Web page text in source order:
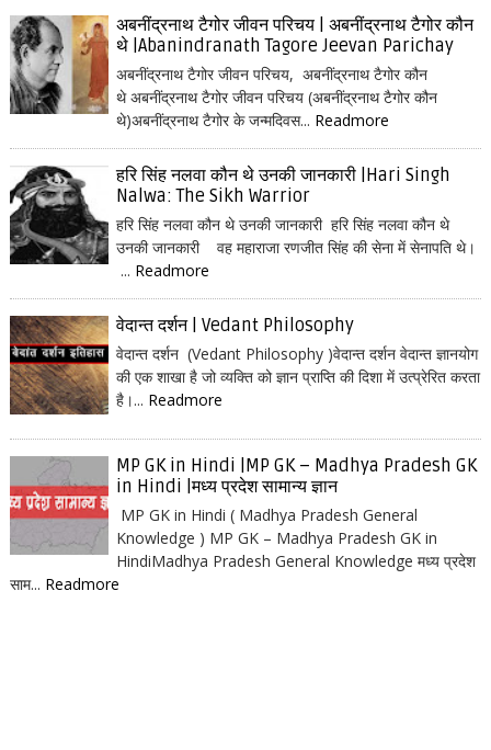
अबनींद्रनाथ टैगोर जीवन परिचय | अबनींद्रनाथ टैगोर कौन
थे |Abanindranath Tagore Jeevan Parichay
अबनींद्रनाथ टैगोर जीवन परिचय, अबनींद्रनाथ टैगोर कौन
थे अबनींद्रनाथ टैगोर जीवन परिचय (अबनींद्रनाथ टैगोर कौन
थे)अबनींद्रनाथ टैगोर के जन्मदिवस... Readmore
हरि सिंह नलवा कौन थे उनकी जानकारी |Hari Singh
Nalwa: The Sikh Warrior
हरि सिंह नलवा कौन थे उनकी जानकारी हरि सिंह नलवा कौन थे
उनकी जानकारी वह महाराजा रणजीत सिंह की सेना में सेनापति थे।
... Readmore
वेदान्त दर्शन | Vedant Philosophy
वेदान्त दर्शन (Vedant Philosophy )वेदान्त दर्शन वेदान्त ज्ञानयोग
की एक शाखा है जो व्यक्ति को ज्ञान प्राप्ति की दिशा में उत्प्रेरित करता
है।... Readmore
MP GK in Hindi |MP GK – Madhya Pradesh GK
in Hindi |मध्य प्रदेश सामान्य ज्ञान
MP GK in Hindi ( Madhya Pradesh General
Knowledge ) MP GK – Madhya Pradesh GK in
HindiMadhya Pradesh General Knowledge मध्य प्रदेश
साम... Readmore